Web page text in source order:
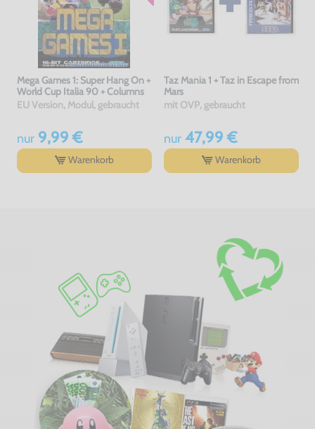
Mega Games 1: Super Hang On +
World Cup Italia 90 + Columns
EU Version, Modul, gebraucht
nur9,99 €
Warenkorb
Taz Mania 1 + Taz in Escape from
Mars
mit OVP, gebraucht
nur47,99 €
Warenkorb